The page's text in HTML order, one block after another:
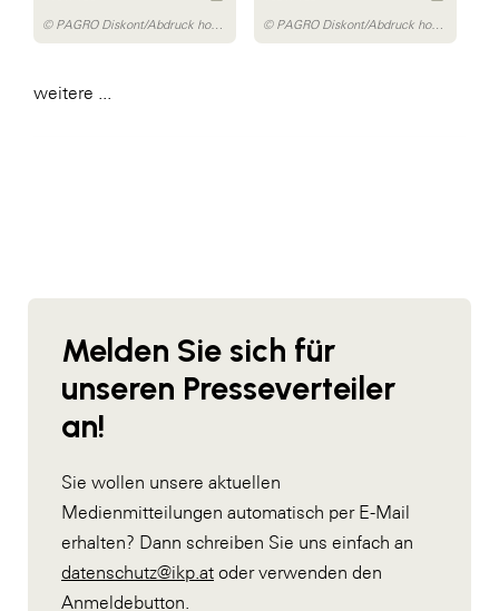
© PAGRO Diskont/Abdruck honorarfrei © PAGRO Diskont/Abdruck honorarfrei
weitere ...
Melden Sie sich für
unseren Presseverteiler
an!
Sie wollen unsere aktuellen
Medienmitteilungen automatisch per E-Mail
erhalten? Dann schreiben Sie uns einfach an
datenschutz@ikp.at oder verwenden den
Anmeldebutton.